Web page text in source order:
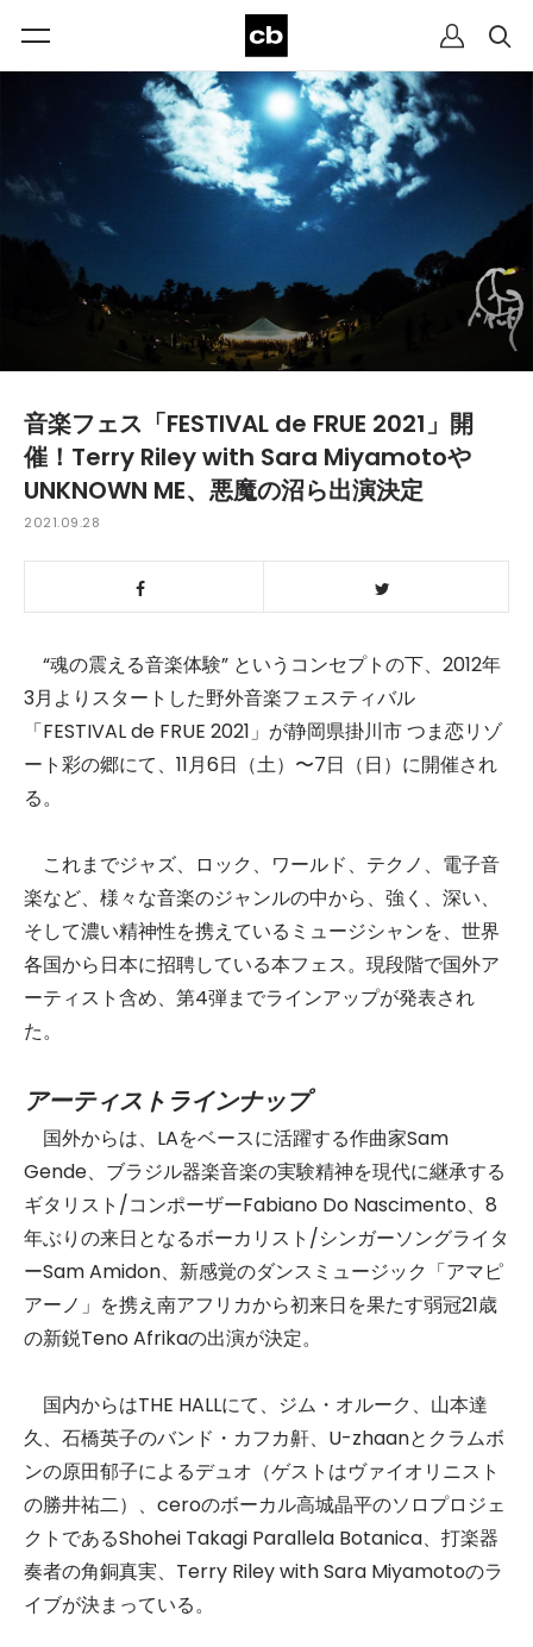
音楽フェス「FESTIVAL de FRUE 2021」開
催！Terry Riley with Sara Miyamotoや
UNKNOWN ME、悪魔の沼ら出演決定
2021.09.28
“魂の震える音楽体験” というコンセプトの下、2012年
3月よりスタートした野外音楽フェスティバル
「FESTIVAL de FRUE 2021」が静岡県掛川市 つま恋リゾ
ート彩の郷にて、11月6日（土）〜7日（日）に開催され
る。
これまでジャズ、ロック、ワールド、テクノ、電子音
楽など、様々な音楽のジャンルの中から、強く、深い、
そして濃い精神性を携えているミュージシャンを、世界
各国から日本に招聘している本フェス。現段階で国外ア
ーティスト含め、第4弾までラインアップが発表され
た。
アーティストラインナップ
国外からは、LAをベースに活躍する作曲家Sam
Gende、ブラジル器楽音楽の実験精神を現代に継承する
ギタリスト/コンポーザーFabiano Do Nascimento、8
年ぶりの来日となるボーカリスト/シンガーソングライタ
ーSam Amidon、新感覚のダンスミュージック「アマピ
アーノ」を携え南アフリカから初来日を果たす弱冠21歳
の新鋭Teno Afrikaの出演が決定。
国内からはTHE HALLにて、ジム・オルーク、山本達
久、石橋英子のバンド・カフカ鼾、U-zhaanとクラムボ
ンの原田郁子によるデュオ（ゲストはヴァイオリニスト
の勝井祐二）、ceroのボーカル高城晶平のソロプロジェ
クトであるShohei Takagi Parallela Botanica、打楽器
奏者の角銅真実、Terry Riley with Sara Miyamotoのラ
イブが決まっている。